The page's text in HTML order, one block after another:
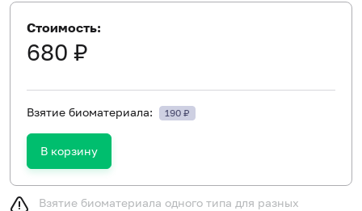
Стоимость:
680 ₽
Взятие биоматериала: 190 ₽
В корзину
Взятие биоматериала одного типа для разных